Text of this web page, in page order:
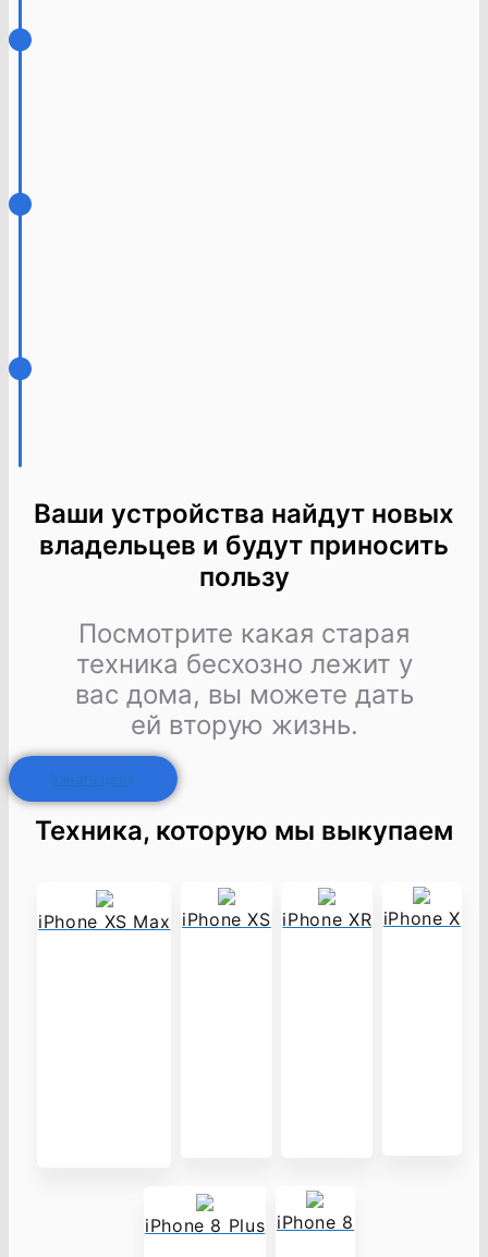
Ваши устройства найдут новых
владельцев и будут приносить
пользу
Посмотрите какая старая
техника бесхозно лежит у
вас дома, вы можете дать
ей вторую жизнь.
Узнать цену
Техника, которую мы выкупаем
iPhone XS Max iPhone XS iPhone XR iPhone X
iPhone 8 Plus iPhone 8